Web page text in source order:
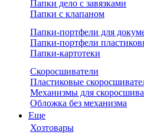
Папки дело с завязками
Папки с клапаном
Папки-портфели для
Папки-портфели
Папки-картотеки
Скоросшиватели
Пластиковые
Механизмы для
Обложка без механизма
Еще
Хозтовары